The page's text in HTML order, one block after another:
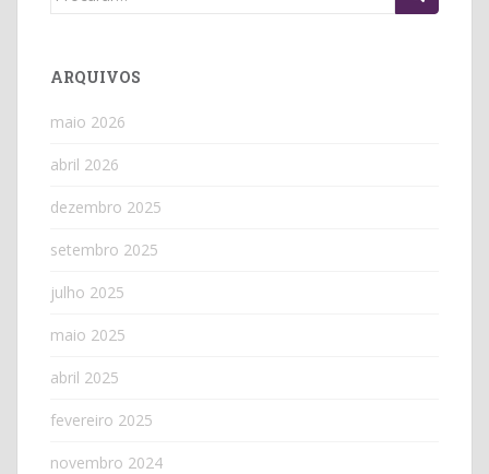
ARQUIVOS
maio 2026
abril 2026
dezembro 2025
setembro 2025
julho 2025
maio 2025
abril 2025
fevereiro 2025
novembro 2024